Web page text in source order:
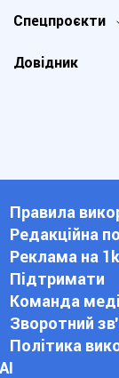
Спецпроєкти
Довідник
Правила
Редакційна
Реклама на
Підтримати
Команда
Зворотний
Політика
АІ